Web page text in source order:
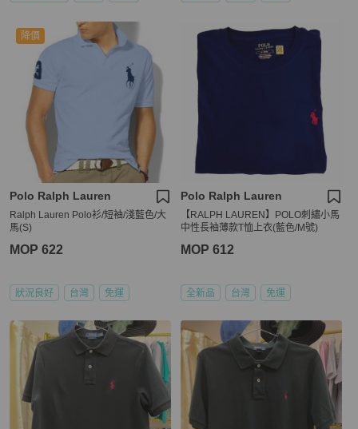
降價
Polo Ralph Lauren
Ralph Lauren Polo衫/短袖/淺藍色/大
馬(S)
MOP 622
狀況良好 台灣 免運
Polo Ralph Lauren
【RALPH LAUREN】POLO刺繡小馬
中性長袖薄款T恤上衣(藍色/M號)
MOP 612
全新品 台灣 免運